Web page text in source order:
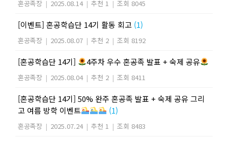
혼공족장 | 2025.08.14 | 추천 1 | 조회 8045
[이벤트] 혼공학습단 14기 활동 회고 (1)
혼공족장 | 2025.08.07 | 추천 2 | 조회 8192
[혼공학습단 14기] 4주차 우수 혼공족 발표 + 숙제 공유
혼공족장 | 2025.08.04 | 추천 2 | 조회 8411
[혼공학습단 14기] 50% 완주 혼공족 발표 + 숙제 공유 그리
고 여름 방학 이벤트
(1)
혼공족장 | 2025.07.24 | 추천 1 | 조회 8483